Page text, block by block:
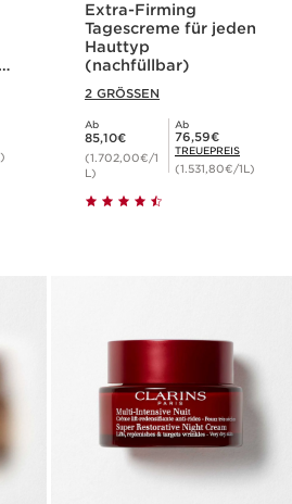
Extra-Firming
Tagescreme für jeden
Hauttyp
(nachfüllbar)
2 GRÖSSEN
Ab
Aktueller Preis 85,10€
85,10€
(1.702,00€/1
L)
Ab
Mitgliederpreis 76,59€
76,59€
TREUEPREIS
(1.531,80€/1L)